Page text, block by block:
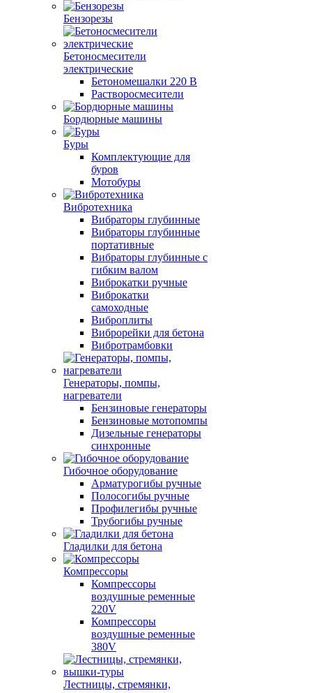
Бензорезы
Бетоносмесители
электрические
Бетономешалки 220 В
Растворосмесители
Бордюрные машины
Буры
Комплектующие для
буров
Мотобуры
Вибротехника
Вибраторы глубинные
Вибраторы глубинные
портативные
Вибраторы глубинные с
гибким валом
Виброкатки ручные
Виброкатки
самоходные
Виброплиты
Виброрейки для бетона
Вибротрамбовки
Генераторы, помпы,
нагреватели
Бензиновые генераторы
Бензиновые мотопомпы
Дизельные генераторы
синхронные
Гибочное оборудование
Арматурогибы ручные
Полосогибы ручные
Профилегибы ручные
Трубогибы ручные
Гладилки для бетона
Компрессоры
Компрессоры
воздушные ременные
220V
Компрессоры
воздушные ременные
380V
Лестницы, стремянки,